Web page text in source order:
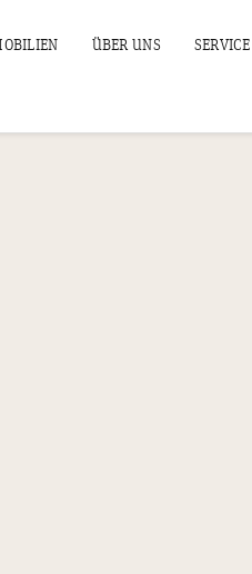
ÜBER UNS SERVICE